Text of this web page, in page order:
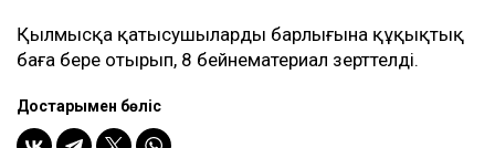
Қылмысқа қатысушылардың барлығына құқықтық
баға бере отырып, 8 бейнематериал зерттелді.
Достарыңмен бөліс